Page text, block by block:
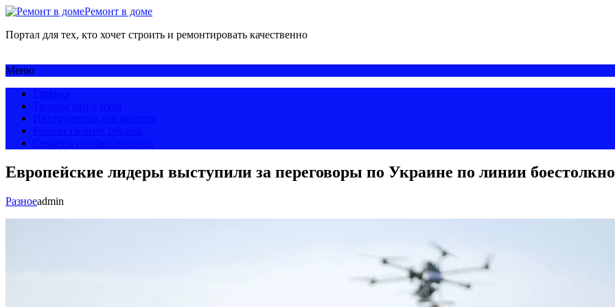
Ремонт в доме
Портал для тех, кто хочет строить и ремонтировать качественно
Меню
Европейские лидеры выступили за переговоры по Украине по линии
Разноеadmin